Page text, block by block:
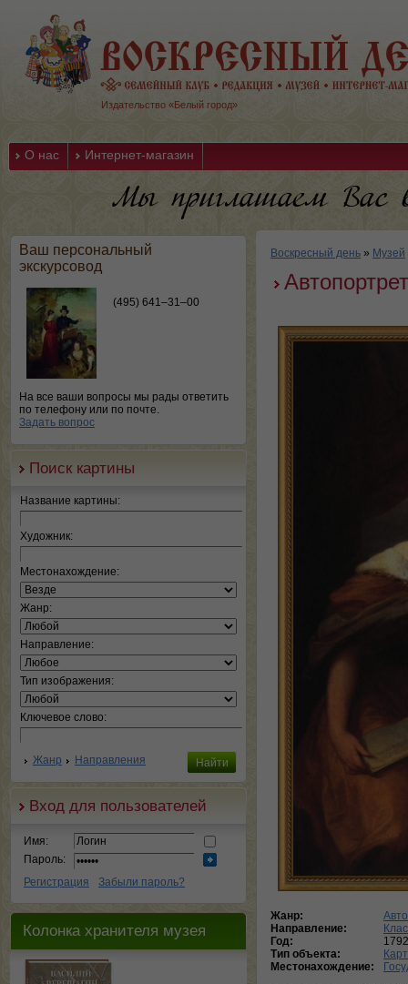
Издательство «Белый город»
О нас Интернет-магазин
Ваш персональный
экскурсовод
(495) 641–31–00
На все ваши вопросы мы рады ответить
по телефону или по почте.
Задать вопрос
Поиск картины
Название картины:
Художник:
Местонахождение:
Жанр:
Направление:
Тип изображения:
Ключевое слово:
Жанр Направления
Вход для пользователей
Имя:
Пароль:
Регистрация
Забыли пароль?
Колонка хранителя музея
Воскресный день » Музей
Жанр:
Направление:
Год:
1792
Тип объекта:
Местонахождение: